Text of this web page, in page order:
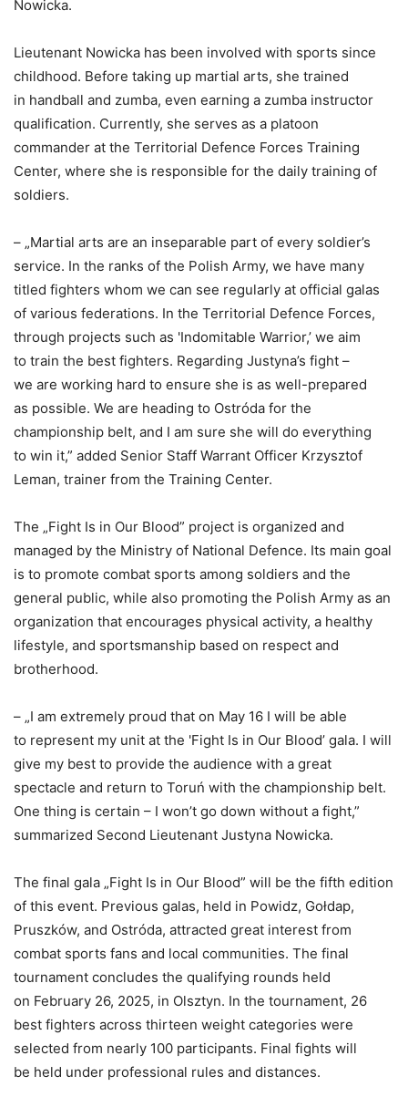
Nowicka.
Lieutenant Nowicka has been involved with sports since
childhood. Before taking up martial arts, she trained
in handball and zumba, even earning a zumba instructor
qualification. Currently, she serves as a platoon
commander at the Territorial Defence Forces Training
Center, where she is responsible for the daily training of
soldiers.
– „Martial arts are an inseparable part of every soldier’s
service. In the ranks of the Polish Army, we have many
titled fighters whom we can see regularly at official galas
of various federations. In the Territorial Defence Forces,
through projects such as 'Indomitable Warrior,’ we aim
to train the best fighters. Regarding Justyna’s fight –
we are working hard to ensure she is as well-prepared
as possible. We are heading to Ostróda for the
championship belt, and I am sure she will do everything
to win it,” added Senior Staff Warrant Officer Krzysztof
Leman, trainer from the Training Center.
The „Fight Is in Our Blood” project is organized and
managed by the Ministry of National Defence. Its main goal
is to promote combat sports among soldiers and the
general public, while also promoting the Polish Army as an
organization that encourages physical activity, a healthy
lifestyle, and sportsmanship based on respect and
brotherhood.
– „I am extremely proud that on May 16 I will be able
to represent my unit at the 'Fight Is in Our Blood’ gala. I will
give my best to provide the audience with a great
spectacle and return to Toruń with the championship belt.
One thing is certain – I won’t go down without a fight,”
summarized Second Lieutenant Justyna Nowicka.
The final gala „Fight Is in Our Blood” will be the fifth edition
of this event. Previous galas, held in Powidz, Gołdap,
Pruszków, and Ostróda, attracted great interest from
combat sports fans and local communities. The final
tournament concludes the qualifying rounds held
on February 26, 2025, in Olsztyn. In the tournament, 26
best fighters across thirteen weight categories were
selected from nearly 100 participants. Final fights will
be held under professional rules and distances.